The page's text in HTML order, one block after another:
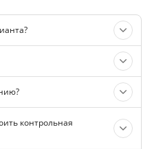
контрольная